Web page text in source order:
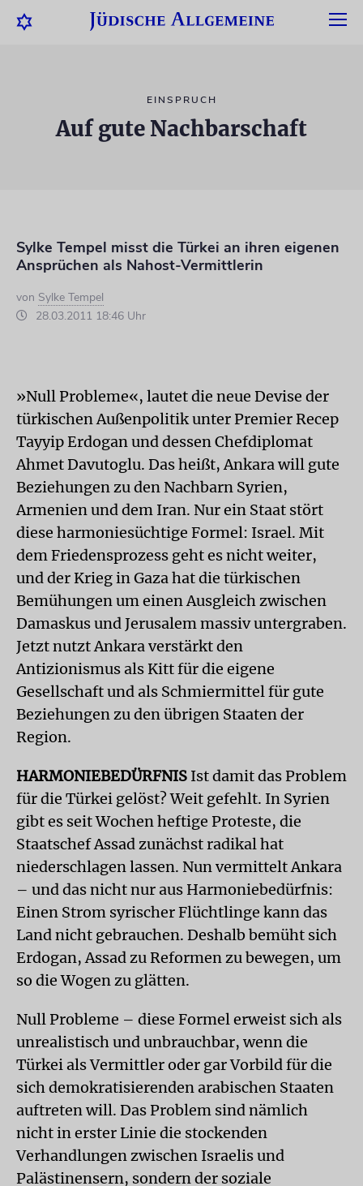
EINSPRUCH
Auf gute Nachbarschaft
Sylke Tempel misst die Türkei an ihren eigenen
Ansprüchen als Nahost-Vermittlerin
von Sylke Tempel
28.03.2011 18:46 Uhr
»Null Probleme«, lautet die neue Devise der
türkischen Außenpolitik unter Premier Recep
Tayyip Erdogan und dessen Chefdiplomat
Ahmet Davutoglu. Das heißt, Ankara will gute
Beziehungen zu den Nachbarn Syrien,
Armenien und dem Iran. Nur ein Staat stört
diese harmoniesüchtige Formel: Israel. Mit
dem Friedensprozess geht es nicht weiter,
und der Krieg in Gaza hat die türkischen
Bemühungen um einen Ausgleich zwischen
Damaskus und Jerusalem massiv untergraben.
Jetzt nutzt Ankara verstärkt den
Antizionismus als Kitt für die eigene
Gesellschaft und als Schmiermittel für gute
Beziehungen zu den übrigen Staaten der
Region.
HARMONIEBEDÜRFNIS Ist damit das Problem
für die Türkei gelöst? Weit gefehlt. In Syrien
gibt es seit Wochen heftige Proteste, die
Staatschef Assad zunächst radikal hat
niederschlagen lassen. Nun vermittelt Ankara
– und das nicht nur aus Harmoniebedürfnis:
Einen Strom syrischer Flüchtlinge kann das
Land nicht gebrauchen. Deshalb bemüht sich
Erdogan, Assad zu Reformen zu bewegen, um
so die Wogen zu glätten.
Null Probleme – diese Formel erweist sich als
unrealistisch und unbrauchbar, wenn die
Türkei als Vermittler oder gar Vorbild für die
sich demokratisierenden arabischen Staaten
auftreten will. Das Problem sind nämlich
nicht in erster Linie die stockenden
Verhandlungen zwischen Israelis und
Palästinensern, sondern der soziale